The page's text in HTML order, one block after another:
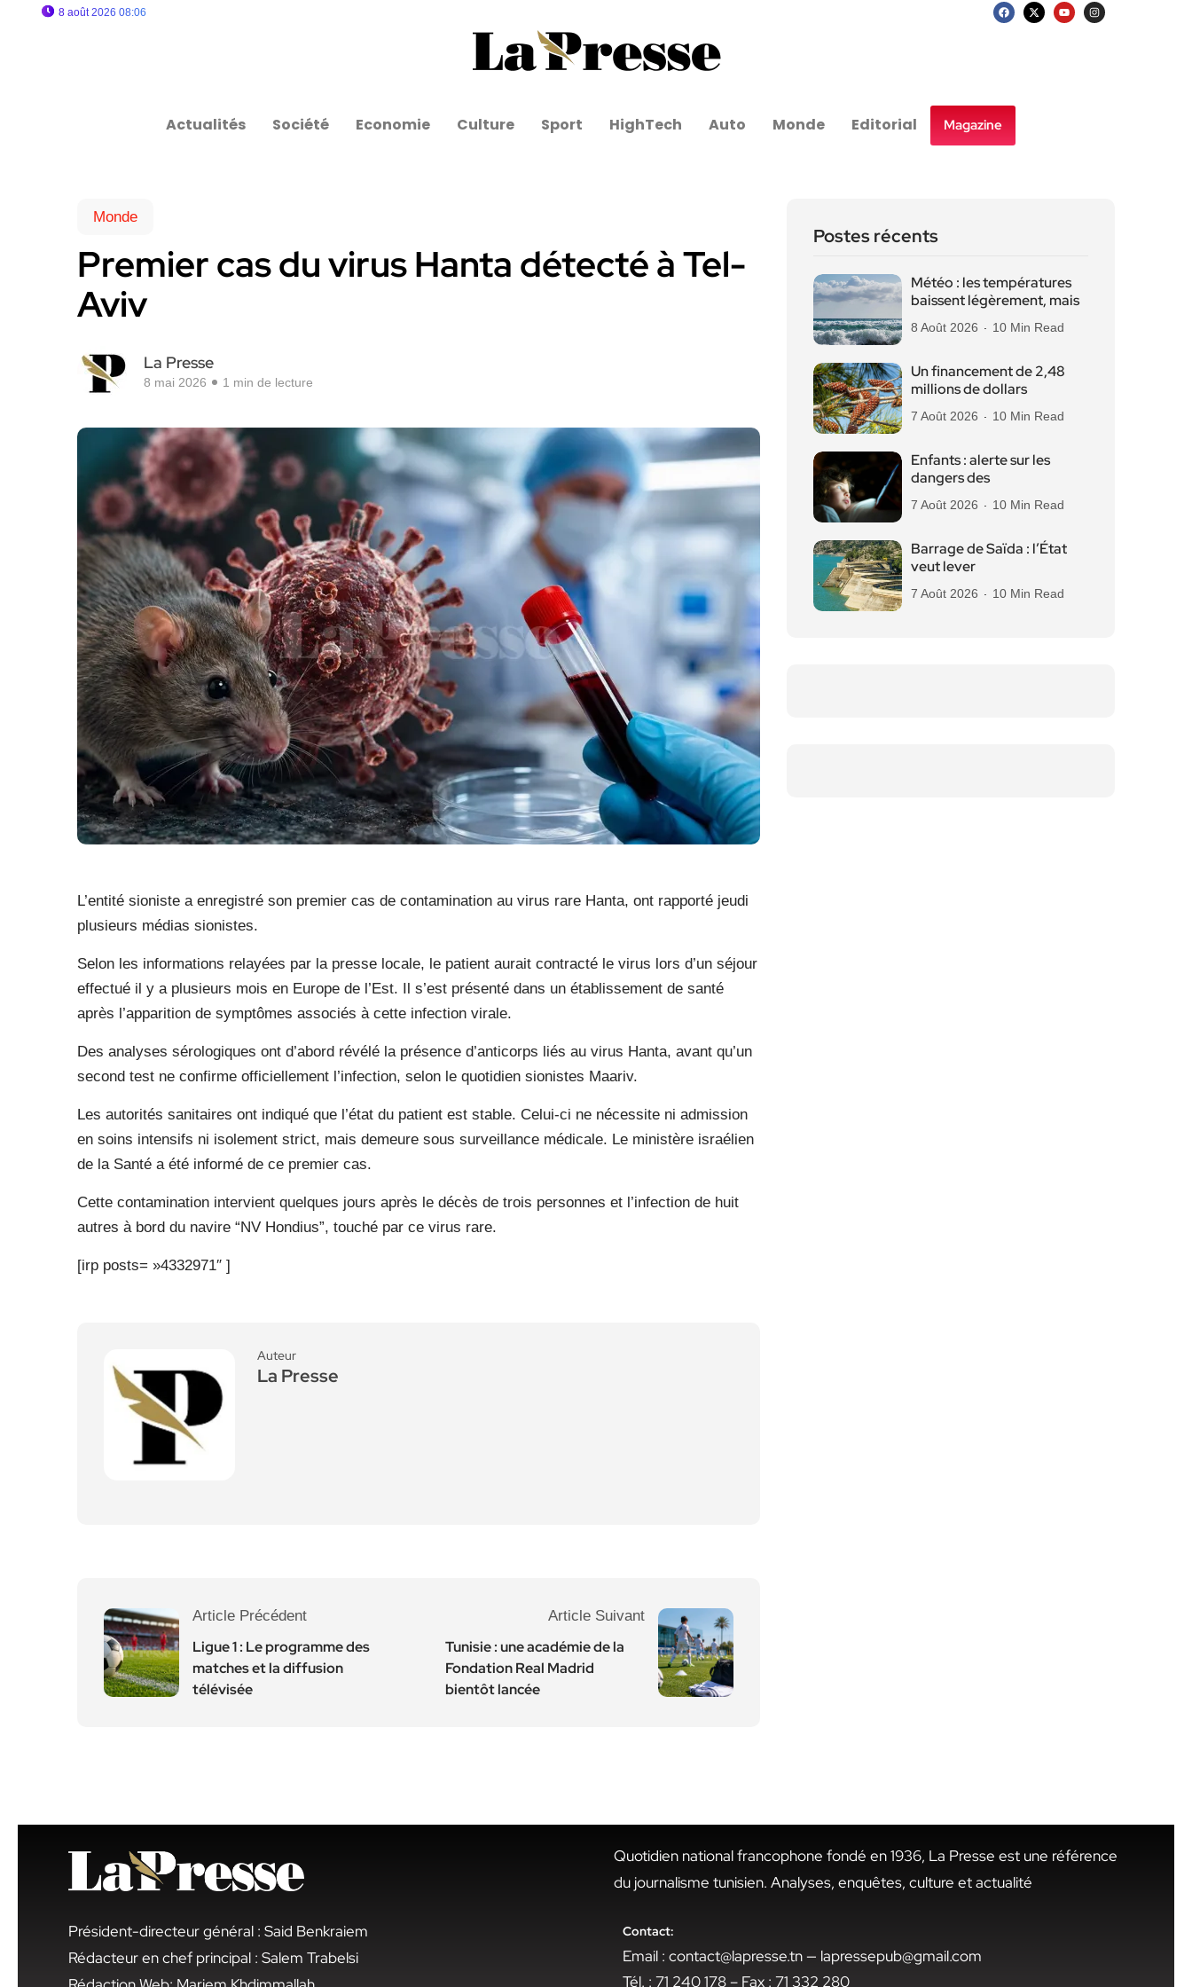
8 août 2026 08:06
Actualités Société Economie Culture Sport HighTech Auto Monde Editorial Magazine
Monde
Premier cas du virus Hanta détecté à Tel-
Aviv
La Presse
8 mai 2026 1 min de lecture
L’entité sioniste a enregistré son premier cas de contamination au virus rare Hanta, ont rapporté jeudi
plusieurs médias sionistes.
Selon les informations relayées par la presse locale, le patient aurait contracté le virus lors d’un séjour
effectué il y a plusieurs mois en Europe de l’Est. Il s’est présenté dans un établissement de santé
après l’apparition de symptômes associés à cette infection virale.
Des analyses sérologiques ont d’abord révélé la présence d’anticorps liés au virus Hanta, avant qu’un
second test ne confirme officiellement l’infection, selon le quotidien sionistes Maariv.
Les autorités sanitaires ont indiqué que l’état du patient est stable. Celui-ci ne nécessite ni admission
en soins intensifs ni isolement strict, mais demeure sous surveillance médicale. Le ministère israélien
de la Santé a été informé de ce premier cas.
Cette contamination intervient quelques jours après le décès de trois personnes et l’infection de huit
autres à bord du navire “NV Hondius”, touché par ce virus rare.
[irp posts= »4332971″ ]
Auteur
La Presse
Article Précédent
Ligue 1 : Le programme des
matches et la diffusion
télévisée
Article Suivant
Tunisie : une académie de la
Fondation Real Madrid
bientôt lancée
Postes récents
Météo : les températures
baissent légèrement, mais
8 Août 2026 10 Min Read
Un financement de 2,48
millions de dollars
7 Août 2026 10 Min Read
Enfants : alerte sur les
dangers des
7 Août 2026 10 Min Read
Barrage de Saïda : l’État
veut lever
7 Août 2026 10 Min Read
Président-directeur général : Said Benkraiem
Rédacteur en chef principal : Salem Trabelsi
Quotidien national francophone fondé en 1936, La Presse est une référence
du journalisme tunisien. Analyses, enquêtes, culture et actualité
Contact:
Email : contact@lapresse.tn — lapressepub@gmail.com
Tél. : 71 240 178 – Fax : 71 332 280